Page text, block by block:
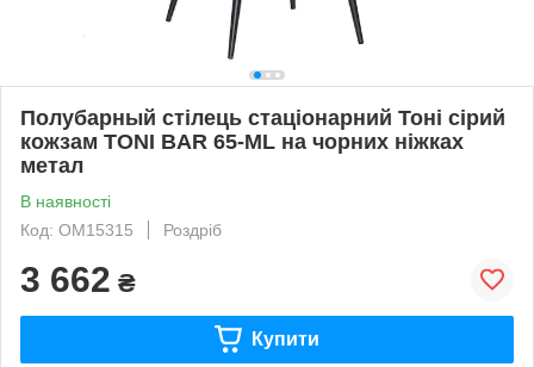
Полубарный стілець стаціонарний Тоні сірий
кожзам TONI BAR 65-ML на чорних ніжках
метал
В наявності
Код: ОМ15315
Роздріб
3 662 ₴
Купити